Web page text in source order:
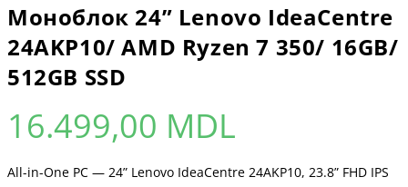
Моноблок 24” Lenovo IdeaCentre
24AKP10/ AMD Ryzen 7 350/ 16GB/
512GB SSD
16.499,00 MDL
All-in-One PC — 24” Lenovo IdeaCentre 24AKP10, 23.8” FHD IPS